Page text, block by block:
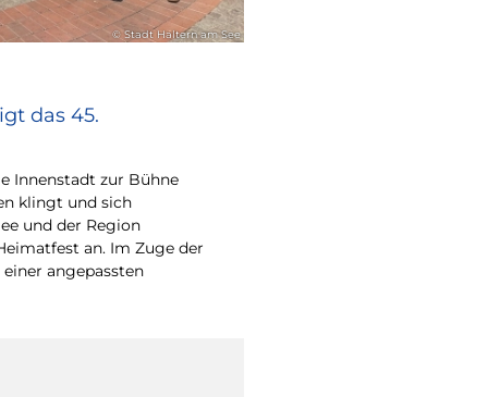
© Stadt Haltern am See
das 45.
Innenstadt zur Bühne
klingt und sich
und der Region
an. Im Zuge der
angepassten